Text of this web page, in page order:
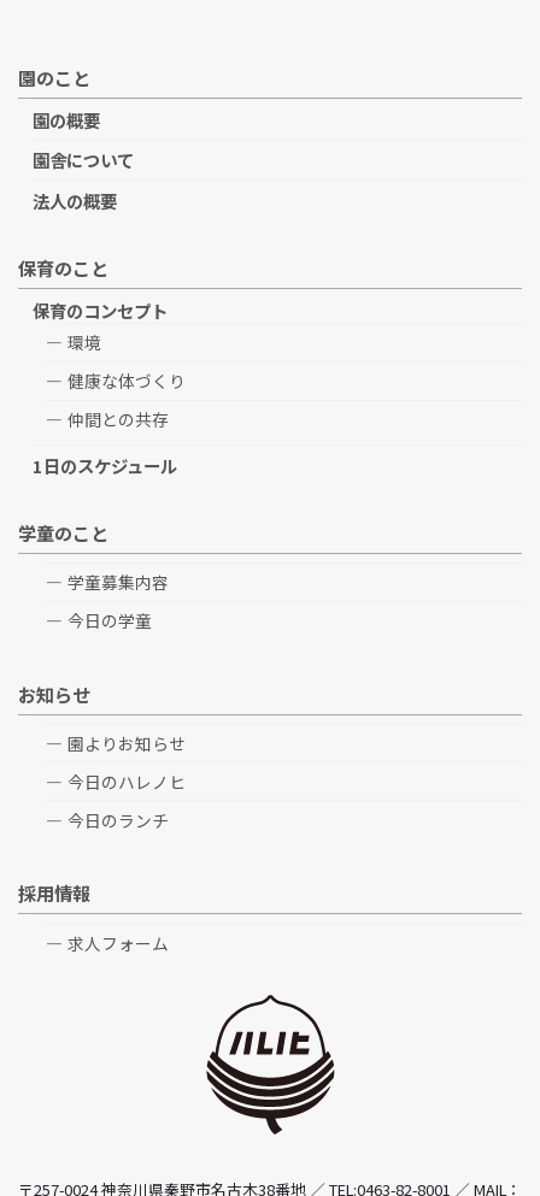
園のこと
園の概要
園舎について
法人の概要
保育のこと
保育のコンセプト
環境
健康な体づくり
仲間との共存
1日のスケジュール
学童のこと
学童募集内容
今日の学童
お知らせ
園よりお知らせ
今日のハレノヒ
今日のランチ
採用情報
求人フォーム
〒257-0024 神奈川県秦野市名古木38番地 ／ TEL:0463-82-8001 ／ MAIL：